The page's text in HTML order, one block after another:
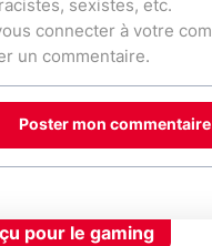
Poster mon commentaire
pour le gaming